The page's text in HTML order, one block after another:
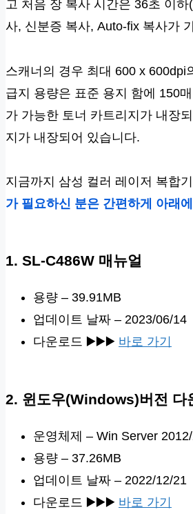
고 처음 장 복사 시간은 36초 이
사, 신분증 복사, Auto-fix 복사가
스캐너의 경우 최대 600 x 600dpi
급지 용량은 표준 용지 함에 150
가 가능한 토너 카트리지가 내장
지가 내장되어 있습니다.
지금까지 삼성 컬러 레이저 복합
가 필요하신 분은 간편하게 아래
1. SL-C486W 매뉴얼
용량 – 39.91MB
업데이트 날짜 – 2023/06/14
다운로드 ▶️▶️▶️ 바로 가기
2. 윈도우(Windows)버전 다
운영체제 – Win Server
용량 – 37.26MB
업데이트 날짜 – 2022/12/21
다운로드 ▶️▶️▶️ 바로 가기